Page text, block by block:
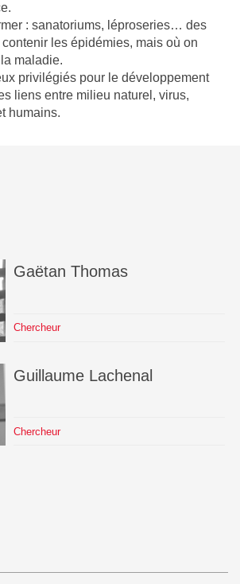
: sanatoriums, léproseries… des
les épidémies, mais où on
maladie.
privilégiés pour le développement
liens entre milieu naturel, virus,
humains.
Gaëtan Thomas
Chercheur
Guillaume Lachenal
Chercheur